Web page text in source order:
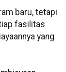
baru, tetapi
fasilitas
yang